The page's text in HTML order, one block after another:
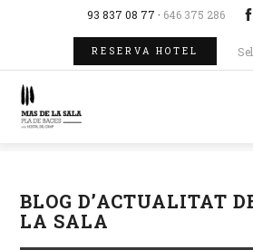
93 837 08 77 · 646 375 286
RESERVA HOTEL
BLOG D’ACTUALITAT
LA SALA